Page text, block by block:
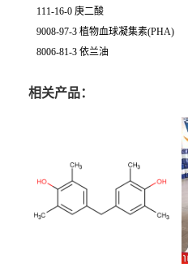
111-16-0 庚二酸
9008-97-3 植物血球凝集素(PHA)
8006-81-3 依兰油
相关产品：